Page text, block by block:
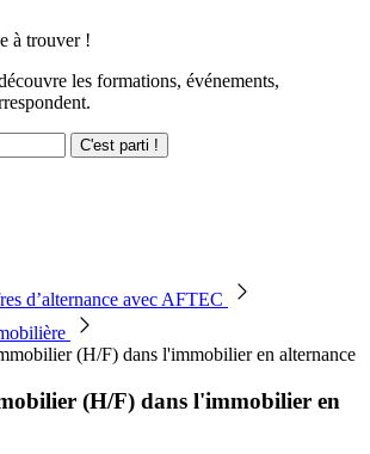
à trouver !
les formations, événements,
C'est parti !
d’alternance avec AFTEC
(H/F) dans l'immobilier en alternance
(H/F) dans l'immobilier en